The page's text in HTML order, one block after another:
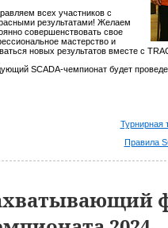
всех участников с
результатами! Желаем
совершенствовать свое
мастерство и
новых результатов вместе с
SCADA-чемпионат будет
Турнирная
Правила